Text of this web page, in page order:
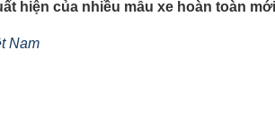
hiện của nhiều mẫu xe hoàn toàn mới
Nam